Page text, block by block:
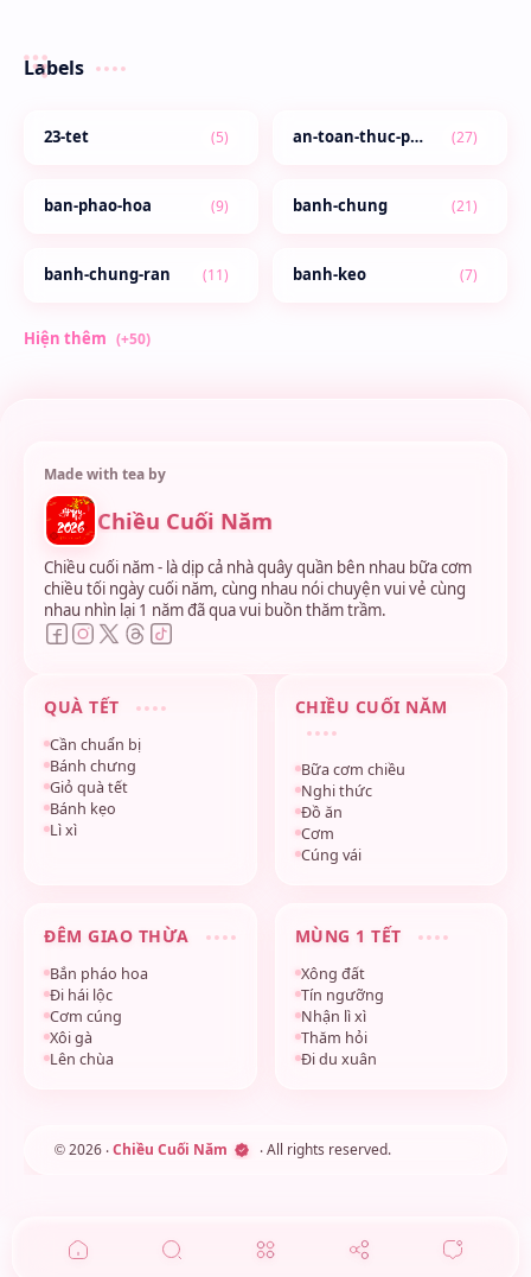
Labels
Chiều Cuối Năm
Chiều cuối năm - là dịp cả nhà quây quần bên nhau bữa cơm
chiều tối ngày cuối năm, cùng nhau nói chuyện vui vẻ cùng
nhau nhìn lại 1 năm đã qua vui buồn thăm trầm.
QUÀ TẾT
Cần chuẩn bị
Bánh chưng
Giỏ quà tết
Bánh kẹo
Lì xì
CHIỀU CUỐI NĂM
Bữa cơm chiều
Nghi thức
Đồ ăn
Cơm
Cúng vái
ĐÊM GIAO THỪA
Bắn pháo hoa
Đi hái lộc
Cơm cúng
Xôi gà
Lên chùa
MÙNG 1 TẾT
Xông đất
Tín ngưỡng
Nhận lì xì
Thăm hỏi
Đi du xuân
© 2026 ‧Chiều Cuối Năm ‧ All rights reserved.